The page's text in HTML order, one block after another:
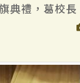
典禮，葛校